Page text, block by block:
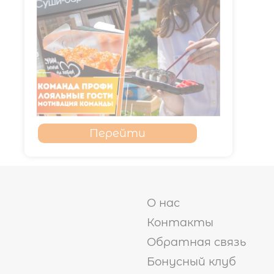
Перейти
О нас
Контакты
Обратная связь
Бонусный клуб